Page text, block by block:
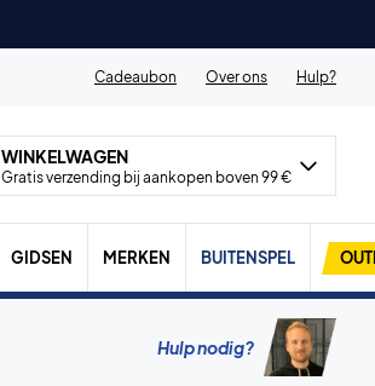
Cadeaubon
Over ons Hulp?
WINKELWAGEN
Gratis verzending bij aankopen boven 99 €
GIDSEN MERKEN BUITENSPEL
Hulp nodig?